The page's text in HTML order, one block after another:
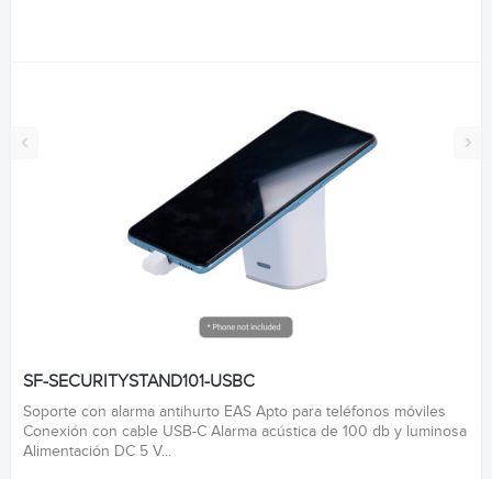
‹ ›
SF-SECURITYSTAND101-USBC
Soporte con alarma antihurto EAS Apto para teléfonos móviles
Conexión con cable USB-C Alarma acústica de 100 db y luminosa
Alimentación DC 5 V...